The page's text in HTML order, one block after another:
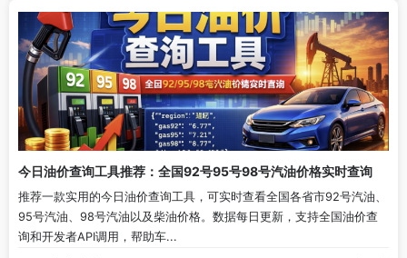
今日油价查询工具推荐：全国92号95号98号汽油价格实时查询
推荐一款实用的今日油价查询工具，可实时查看全国各省市92号汽油、
95号汽油、98号汽油以及柴油价格。数据每日更新，支持全国油价查
询和开发者API调用，帮助车...